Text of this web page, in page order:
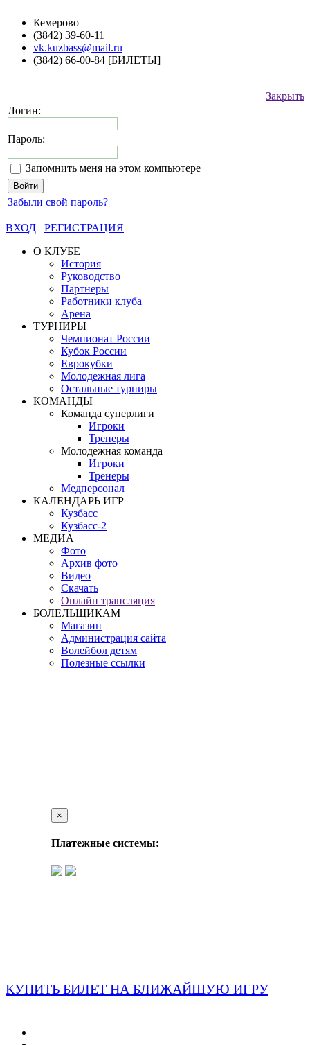
Кемерово
(3842) 39-60-11
vk.kuzbass@mail.ru
(3842) 66-00-84 [БИЛЕТЫ]
Закрыть
Логин:
Пароль:
Запомнить меня на этом компьютере
Забыли свой пароль?
ВХОД
РЕГИСТРАЦИЯ
О КЛУБЕ
История
Руководство
Партнеры
Работники клуба
Арена
ТУРНИРЫ
Чемпионат России
Кубок России
Еврокубки
Молодежная лига
Остальные турниры
КОМАНДЫ
Команда суперлиги
Игроки
Тренеры
Молодежная команда
Игроки
Тренеры
Медперсонал
КАЛЕНДАРЬ ИГР
Кузбасс
Кузбасс-2
МЕДИА
Фото
Архив фото
Видео
Скачать
Онлайн трансляция
БОЛЕЛЬЩИКАМ
Магазин
Администрация сайта
Волейбол детям
Полезные ссылки
×
Платежные системы:
КУПИТЬ БИЛЕТ НА БЛИЖАЙШУЮ ИГРУ